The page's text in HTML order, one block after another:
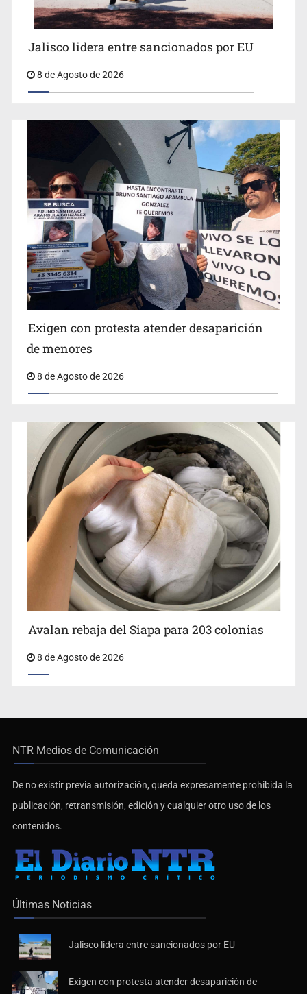
Concierto patrio costará 32.9 mdp
Jalisco lidera entre sancionados por EU
8 de Agosto de 2026
Exigen con protesta atender desaparición
de menores
8 de Agosto de 2026
Avalan rebaja del Siapa para 203 colonias
8 de Agosto de 2026
NTR Medios de Comunicación
De no existir previa autorización, queda expresamente prohibida la
publicación, retransmisión, edición y cualquier otro uso de los
contenidos.
Últimas Noticias
Jalisco lidera entre sancionados por EU
Exigen con protesta atender desaparición de